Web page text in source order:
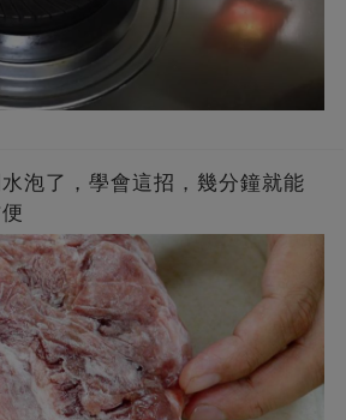
泡了，學會這招，幾分鐘就能